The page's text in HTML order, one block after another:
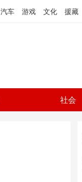
汽车 游戏 文化 援藏
社会